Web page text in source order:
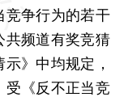
竞争行为的若干
共频道有奖竞猜
》中均规定，
受《反不正当竞